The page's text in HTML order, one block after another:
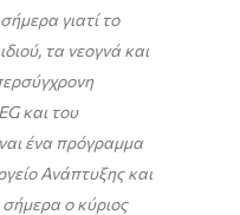
γιατί το
τα νεογνά και
Gκαι του
ένα πρόγραμμα
oΑνάπτυξης και
ο κύριος